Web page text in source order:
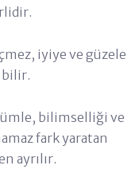
iyiye ve güzele
bilir.
bilimselliği ve
fark yaratan
ayrılır.